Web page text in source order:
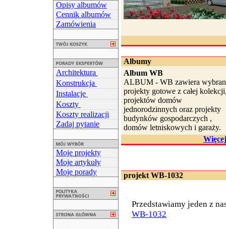
Opisy albumów
Cennik albumów
Zamówienia
Architektura
Konstrukcja
Instalacje
Koszty
Koszty realizacji
Zadaj pytanie
Moje projekty
Moje artykuły
Moje porady
Albumy
Album WB
ALBUM - WB zawiera
projekty gotowe z całej
projektów domów
jednorodzinnych oraz projekty
budynków gospodarczych ,
domów letniskowych i garaży.
projekt WB-1032
Przedstawiamy jeden z
WB-1032